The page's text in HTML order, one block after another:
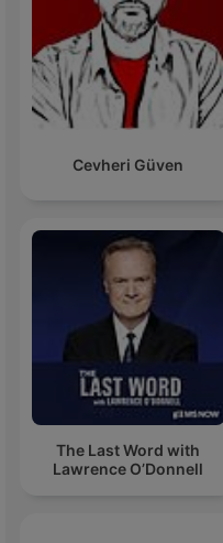
Cevheri Güven
The Last Word with
Lawrence O’Donnell